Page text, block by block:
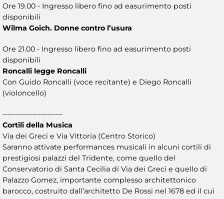
Ore 19.00 - Ingresso libero fino ad easurimento posti
disponibili
Wilma Goich. Donne contro l’usura
Ore 21.00 - Ingresso libero fino ad easurimento posti
disponibili
Roncalli legge Roncalli
Con Guido Roncalli (voce recitante) e Diego Roncalli
(violoncello)
------------------------
Cortili della Musica
Via dei Greci e Via Vittoria (Centro Storico)
Saranno attivate performances musicali in alcuni cortili di
prestigiosi palazzi del Tridente, come quello del
Conservatorio di Santa Cecilia di Via dei Greci e quello di
Palazzo Gomez, importante complesso architettonico
barocco, costruito dall’architetto De Rossi nel 1678 ed il cui